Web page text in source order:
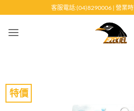
至
客服電話:(04)8290006 | 營業
特價